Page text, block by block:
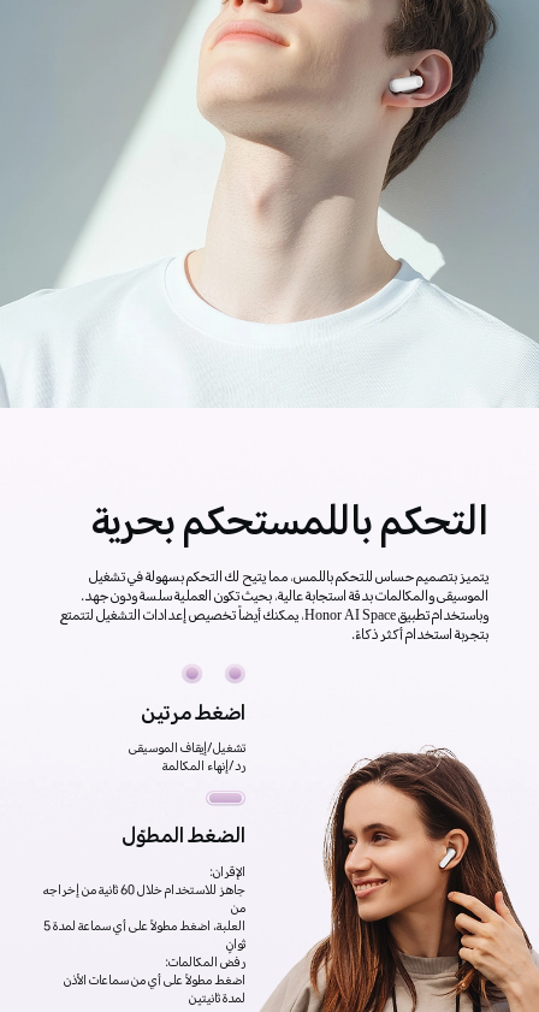
التحكم باللمستحكم بحرية
يتميز بتصميم حساس للتحكم باللمس، مما يتيح لك التحكم بسهولة في تشغيل
الموسيقى والمكالمات بدقة استجابة عالية، بحيث تكون العملية سلسة ودون جهد.
وباستخدام تطبيق Honor AI Space، يمكنك أيضاً تخصيص إعدادات التشغيل لتتمتع
بتجربة استخدام أكثر ذكاءً.
اضغط مرتين
تشغيل/إيقاف الموسيقى
رد/إنهاء المكالمة
الضغط المطوّل
الإقران:
جاهز للاستخدام خلال 60 ثانية من إخراجه
من
العلبة، اضغط مطولاً على أي سماعة لمدة 5
ثوانٍ
رفض المكالمات:
اضغط مطولاً على أي من سماعات الأذن
لمدة ثانيتين